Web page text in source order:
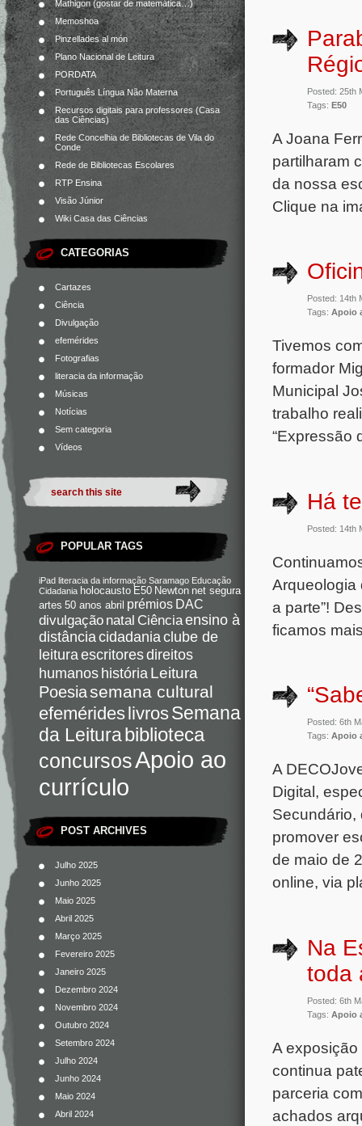
Mathigon (gostar de matemática…)
Memoshoa
Pinzellades al món
Plano Nacional de Leitura
PORDATA
Português Língua Não Materna
Recursos digitais para professores (Casa
das Ciências)
Rede Concelhia de Bibliotecas de Vila do
Conde
Rede de Bibliotecas Escolares
RTP Ensina
Visão Júnior
Wiki Casa das Ciências
CATEGORIAS
Cartazes
Ciência
Divulgação
efemérides
Fotografias
literacia da informação
Músicas
Notícias
Sem categoria
Vídeos
POPULAR TAGS
iPad literacia da informação Saramago Educação
Cidadania holocausto E50 Newton net segura
artes 50 anos abril prémios DAC
divulgação natal Ciênciaensino à
distânciacidadaniaclube de
leituraescritoresdireitos
humanoshistória Leitura
Poesiasemana cultural
efemérideslivrosSemana
da Leiturabiblioteca
concursosApoio ao
currículo
POST ARCHIVES
Julho 2025
Junho 2025
Maio 2025
Abril 2025
Março 2025
Fevereiro 2025
Janeiro 2025
Dezembro 2024
Novembro 2024
Outubro 2024
Setembro 2024
Julho 2024
Junho 2024
Maio 2024
Abril 2024
Posted: 25th
Tags: E50
A Joana
partilharam
da nossa
Clique na
Posted: 14th
Tags: Apoio
Tivemos
formador
Municipal
trabalho
“Expressão
Há
Posted: 14th
Arqueologia
a parte”!
ficamos
Posted: 6th
Tags: Apoio
A
Digital,
Secundário,
promover
de maio de
online, via
Na
toda
Posted: 6th
Tags: Apoio
A
continua
parceria
achados